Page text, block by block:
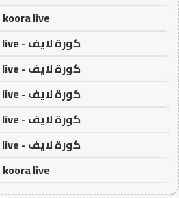
koora live
كورة لايف - koora live
كورة لايف - koora live
كورة لايف - koora live
كورة لايف - koora live
كورة لايف - koora live
koora live